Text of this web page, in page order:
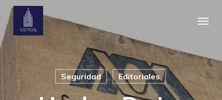
Skip
to
main
content
Menu
Seguridad Editoriales